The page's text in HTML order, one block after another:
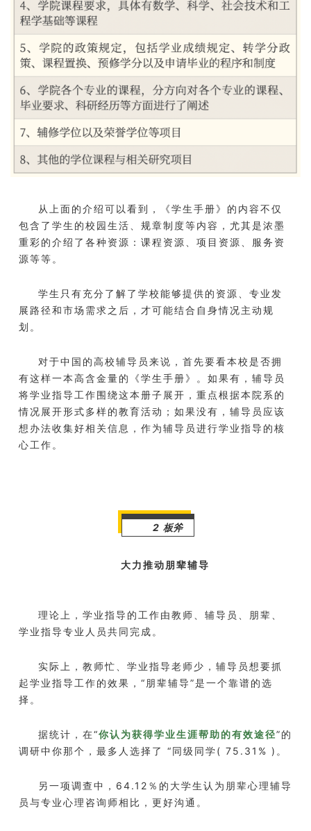
从上面的介绍可以看到，《学生手册》的内容不仅
包含了学生的校园生活、规章制度等内容，尤其是浓墨
重彩的介绍了各种资源：课程资源、项目资源、服务资
源等等。
学生只有充分了解了学校能够提供的资源、专业发
展路径和市场需求之后，才可能结合自身情况主动规
划。
对于中国的高校辅导员来说，首先要看本校是否拥
有这样一本高含金量的《学生手册》。如果有，辅导员
将学业指导工作围绕这本册子展开，重点根据本院系的
情况展开形式多样的教育活动；如果没有，辅导员应该
想办法收集好相关信息，作为辅导员进行学业指导的核
心工作。
2 板斧
大力推动朋辈辅导
理论上，学业指导的工作由教师、辅导员、朋辈、
学业指导专业人员共同完成。
实际上，教师忙、学业指导老师少，辅导员想要抓
起学业指导工作的效果，“朋辈辅导”是一个靠谱的选
择。
据统计，在“你认为获得学业生涯帮助的有效途径”的
调研中你那个，最多人选择了 “同级同学( 75.31% )。
另一项调查中，64.12％的大学生认为朋辈心理辅导
员与专业心理咨询师相比，更好沟通。